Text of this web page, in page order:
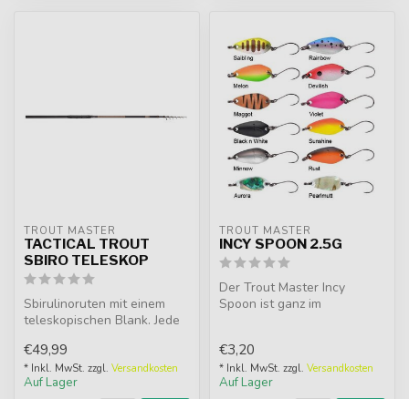
TROUT MASTER
TACTICAL TROUT
SBIRO TELESKOP
Sbirulinoruten mit einem
teleskopischen Blank. Jede
einem...
€49,99
* Inkl. MwSt. zzgl. Versandkosten
Auf Lager
TROUT MASTER
INCY SPOON 2.5G
Der Trout Master Incy
Spoon ist ganz im
€3,20
* Inkl. MwSt. zzgl. Versandkosten
Auf Lager